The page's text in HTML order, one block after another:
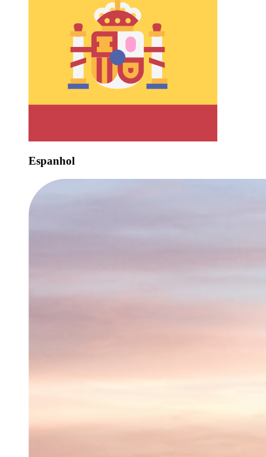
Espanhol